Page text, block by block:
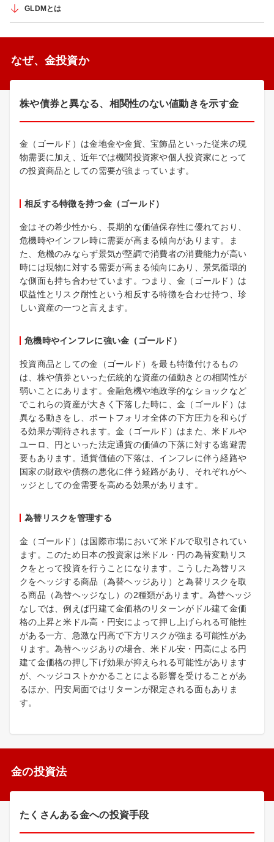
GLDMとは
なぜ、金投資か
株や債券と異なる、相関性のない値動きを示す金
金（ゴールド）は金地金や金貨、宝飾品といった従来の現
物需要に加え、近年では機関投資家や個人投資家にとって
の投資商品としての需要が強まっています。
相反する特徴を持つ金（ゴールド）
金はその希少性から、長期的な価値保存性に優れており、
危機時やインフレ時に需要が高まる傾向があります。ま
た、危機のみならず景気が堅調で消費者の消費能力が高い
時には現物に対する需要が高まる傾向にあり、景気循環的
な側面も持ち合わせています。つまり、金（ゴールド）は
収益性とリスク耐性という相反する特徴を合わせ持つ、珍
しい資産の一つと言えます。
危機時やインフレに強い金（ゴールド）
投資商品としての金（ゴールド）を最も特徴付けるもの
は、株や債券といった伝統的な資産の値動きとの相関性が
弱いことにあります。金融危機や地政学的なショックなど
でこれらの資産が大きく下落した時に、金（ゴールド）は
異なる動きをし、ポートフォリオ全体の下方圧力を和らげ
る効果が期待されます。金（ゴールド）はまた、米ドルや
ユーロ、円といった法定通貨の価値の下落に対する逃避需
要もあります。通貨価値の下落は、インフレに伴う経路や
国家の財政や債務の悪化に伴う経路があり、それぞれがヘ
ッジとしての金需要を高める効果があります。
為替リスクを管理する
金（ゴールド）は国際市場において米ドルで取引されてい
ます。このため日本の投資家は米ドル・円の為替変動リス
クをとって投資を行うことになります。こうした為替リス
クをヘッジする商品（為替ヘッジあり）と為替リスクを取
る商品（為替ヘッジなし）の2種類があります。為替ヘッジ
なしでは、例えば円建て金価格のリターンがドル建て金価
格の上昇と米ドル高・円安によって押し上げられる可能性
がある一方、急激な円高で下方リスクが強まる可能性があ
ります。為替ヘッジありの場合、米ドル安・円高による円
建て金価格の押し下げ効果が抑えられる可能性があります
が、ヘッジコストかかることによる影響を受けることがあ
るほか、円安局面ではリターンが限定される面もありま
す。
金の投資法
たくさんある金への投資手段